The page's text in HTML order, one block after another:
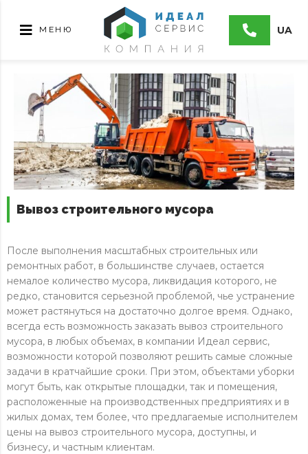
МЕНЮ UA
Вывоз строительного мусора
После выполнения масштабных строительных или
ремонтных работ, в большинстве случаев, остается
немалое количество мусора, ликвидация которого, не
редко, становится серьезной проблемой, чье устранение
может растянуться на достаточно долгое время. Однако,
всегда есть возможность заказать вывоз строительного
мусора, в любых объемах, в компании Идеал сервис,
возможности которой позволяют решить самые сложные
задачи в кратчайшие сроки. При этом, объектами уборки
могут быть, как открытые площадки, так и помещения,
расположенные на производственных предприятиях и в
жилых домах, тем более, что предлагаемые исполнителем
цены на вывоз строительного мусора, доступны, и
бизнесу, и частным клиентам.
Позвоните нам
(095) 060-39-70
(068) 861-18-86